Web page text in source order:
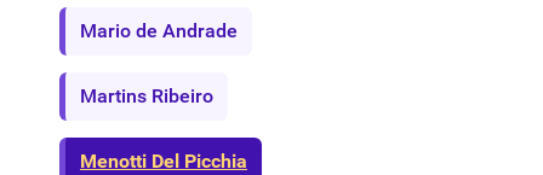
Mario de Andrade
Martins Ribeiro
Menotti Del Picchia